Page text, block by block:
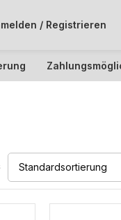
/ Registrieren